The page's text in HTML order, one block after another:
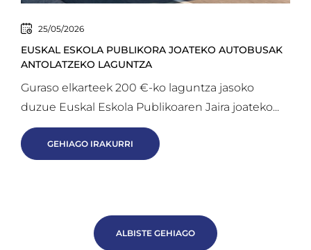
25/05/2026
EUSKAL ESKOLA PUBLIKORA JOATEKO AUTOBUSAK
ANTOLATZEKO LAGUNTZA
Guraso elkarteek 200 €-ko laguntza jasoko
duzue Euskal Eskola Publikoaren Jaira joateko...
GEHIAGO IRAKURRI
ALBISTE GEHIAGO